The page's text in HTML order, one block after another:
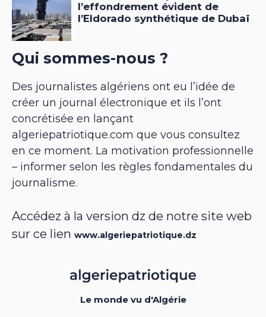
Qui sommes-nous ?
Des journalistes algériens ont eu l’idée de
créer un journal électronique et ils l’ont
concrétisée en lançant
algeriepatriotique.com que vous consultez
en ce moment. La motivation professionnelle
– informer selon les règles fondamentales du
journalisme.
Accédez à la version dz de notre site web
sur ce lien www.algeriepatriotique.dz
Le monde vu d'Algérie